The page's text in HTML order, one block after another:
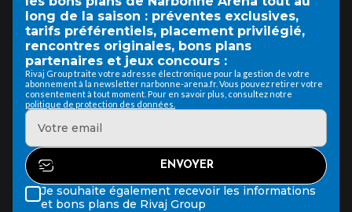
long de la saison : préventes exclusives,
tarifs préférentiels, placement privilégié,
rencontres originales, bons plans
partenaires et jeux concours :
Rivaj Group traite votre adresse électronique pour la gestion de votre
abonnement à la newsletter narbonne-arena.fr. Vous pouvez retirer votre
consentement à tout moment. Pour en savoir plus, consultez notre
politique de protection des données.
Je souhaite également recevoir les informations
et bons plans de Rivaj Group